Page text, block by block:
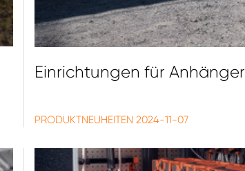
Einrichtungen für Anhänger
PRODUKTNEUHEITEN 2024-11-07